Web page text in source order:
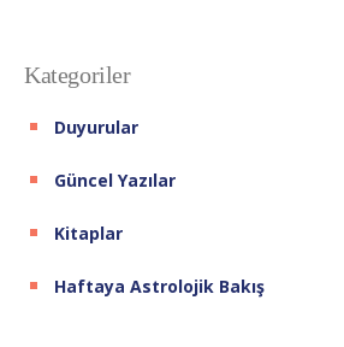
Kategoriler
Duyurular
Güncel Yazılar
Kitaplar
Haftaya Astrolojik Bakış